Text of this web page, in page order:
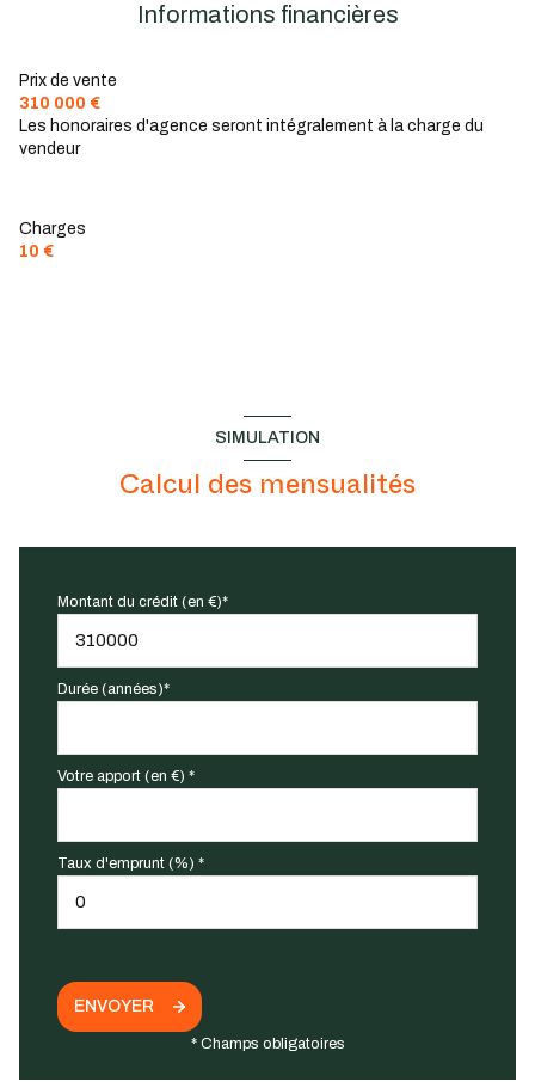
cuisine américaine (équipée)
exposition Est-Ouest
Informations financières
Prix de vente
310 000 €
Les honoraires d'agence seront intégralement à la charge du
vendeur
Charges
10 €
SIMULATION
Calcul des mensualités
Montant du crédit (en €)*
Durée (années)*
Votre apport (en €) *
Taux d'emprunt (%) *
ENVOYER
* Champs obligatoires